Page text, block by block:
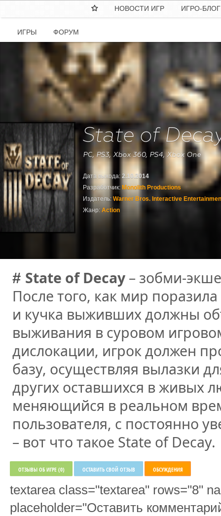
 НОВОСТИ ИГР ИГРО-
ИГРЫ ФОРУМ
State of
PC, PS3, Xbox 360, PS4, Xbox One
Дата выхода: 2.10.2014
Разработчик: Monolith Productions
Издатель: Warner Bros. Interactive
Жанр: Action
# State of Decay – зобми-
После того, как мир
и кучка выживших должны
выживания в суровом
дислокации, игрок должен
базу, осуществляя вылазки
других оставшихся в живых
меняющийся в реальном
пользователя, с постоянно
– вот что такое State of Decay.
ОТЗЫВЫ ОБ ИГРЕ (0) ОСТАВИТЬ СВОЙ ОТЗЫВ ОБСУЖДЕНИЯ
textarea class="textarea" rows="8"
placeholder="Оставить